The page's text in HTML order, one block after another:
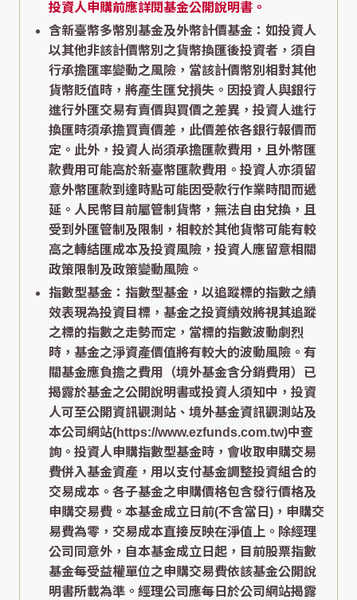
投資人申購前應詳閱基金公開說明書。
含新臺幣多幣別基金及外幣計價基金：如投資人
以其他非該計價幣別之貨幣換匯後投資者，須自
行承擔匯率變動之風險，當該計價幣別相對其他
貨幣貶值時，將產生匯兌損失。因投資人與銀行
進行外匯交易有賣價與買價之差異，投資人進行
換匯時須承擔買賣價差，此價差依各銀行報價而
定。此外，投資人尚須承擔匯款費用，且外幣匯
款費用可能高於新臺幣匯款費用。投資人亦須留
意外幣匯款到達時點可能因受款行作業時間而遞
延。人民幣目前屬管制貨幣，無法自由兌換，且
受到外匯管制及限制，相較於其他貨幣可能有較
高之轉結匯成本及投資風險，投資人應留意相關
政策限制及政策變動風險。
指數型基金：指數型基金，以追蹤標的指數之績
效表現為投資目標，基金之投資績效將視其追蹤
之標的指數之走勢而定，當標的指數波動劇烈
時，基金之淨資產價值將有較大的波動風險。有
關基金應負擔之費用（境外基金含分銷費用）已
揭露於基金之公開說明書或投資人須知中，投資
人可至公開資訊觀測站、境外基金資訊觀測站及
本公司網站(https://www.ezfunds.com.tw)中查
詢。投資人申購指數型基金時，會收取申購交易
費併入基金資產，用以支付基金調整投資組合的
交易成本。各子基金之申購價格包含發行價格及
申購交易費。本基金成立日前(不含當日)，申購交
易費為零，交易成本直接反映在淨值上。除經理
公司同意外，自本基金成立日起，目前股票指數
基金每受益權單位之申購交易費依該基金公開說
明書所載為準。經理公司應每日於公司網站揭露